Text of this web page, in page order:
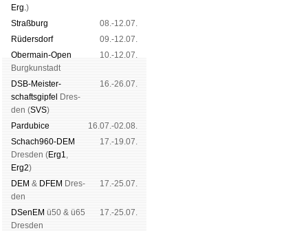
Erg.)
Straß­burg
08.-12.07.
Rüders­dorf
09.-12.07.
Ober­main-Open
Burg­kun­stadt
10.-12.07.
DSB-Meister­
schafts­gipfel
Dres­
den (SVS)
16.-26.07.
Pardu­bice
16.07.-02.08.
Schach960-DEM
Dres­den (Erg1,
Erg2)
17.-19.07.
DEM & DFEM Dres­
den
17.-25.07.
DSenEM ü50 & ü65
Dres­den
17.-25.07.